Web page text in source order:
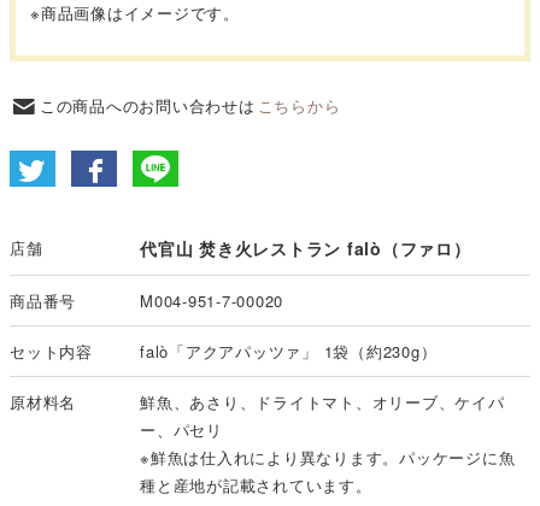
※商品画像はイメージです。
この商品へのお問い合わせは こちらから
店舗 代官山 焚き火レストラン falò（ファロ）
商品番号 M004-951-7-00020
セット内容 falò「アクアパッツァ」 1袋（約230g）
原材料名
鮮魚、あさり、ドライトマト、オリーブ、ケイパ
ー、パセリ
※鮮魚は仕入れにより異なります。パッケージに魚
種と産地が記載されています。